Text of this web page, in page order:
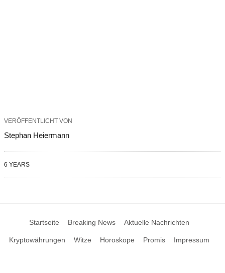
VERÖFFENTLICHT VON
Stephan Heiermann
6 YEARS
Startseite Breaking News Aktuelle Nachrichten
Kryptowährungen Witze Horoskope Promis Impressum